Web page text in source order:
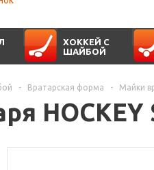
ХОККЕЙ С
ШАЙБОЙ
- Вратарская форма - Майки
HOCKEY